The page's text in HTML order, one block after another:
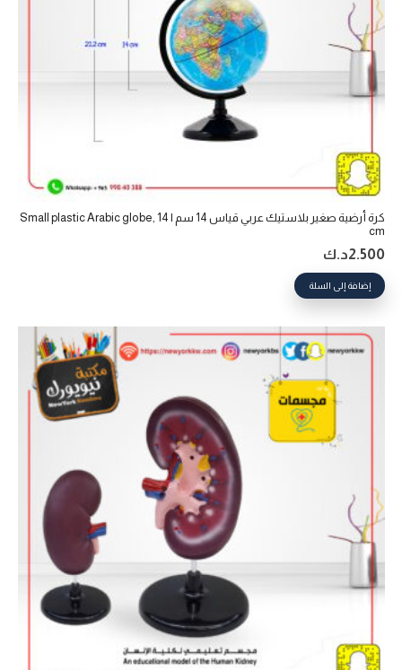
كرة أرضية صغير بلاستيك عربي قياس 14 سم | Small plastic Arabic globe, 14
cm
2.500د.ك
إضافة إلى السلة